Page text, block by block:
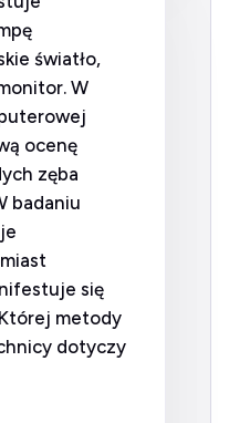
światło,
W
ocenę
zęba
badaniu
się
metody
dotyczy